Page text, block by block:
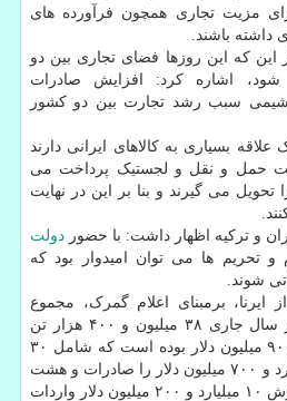
مزیت تجاری همچون فرآورده های
باشند.
این که این روزها فضای تجاری بین دو
اشاره کرد: افزایش صادرات
سبب رشد تجارت بین دو کشور
بسیاری به کالاهای ایرانی دارند
حمل و نقل و لجستیک پرداخت می
تحویل می گیرند و بنا بر این در نهایت
و ترکیه اظهار داشت: با حضور دولت
تحریم ها می توان امیدوار بود که
شوند.
ایرنا، برمبنای اعلام گمرک، مجموع
تجارت خارجی ایران در بهار سال جاری ۳۸ میلیون و ۴۰۰ هزار تن
کالا به ارزش ۲۰ میلیارد و ۹۰۰ میلیون دلار بوده است که شامل ۳۰
میلیون تن به ارزش ۱۰ میلیارد و ۷۰۰ میلیون دلار را صادرات و هشت
میلیون و ۴۰۰ هزار تن به ارزش ۱۰ میلیارد و ۲۰۰ میلیون دلار واردات